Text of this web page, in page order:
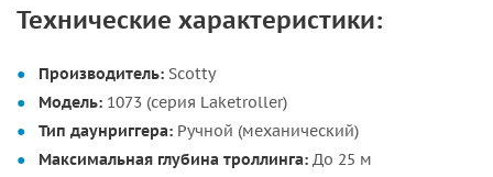
Технические характеристики:
Производитель: Scotty
Модель: 1073 (серия Laketroller)
Тип даунриггера: Ручной (механический)
Максимальная глубина троллинга: До 25 м